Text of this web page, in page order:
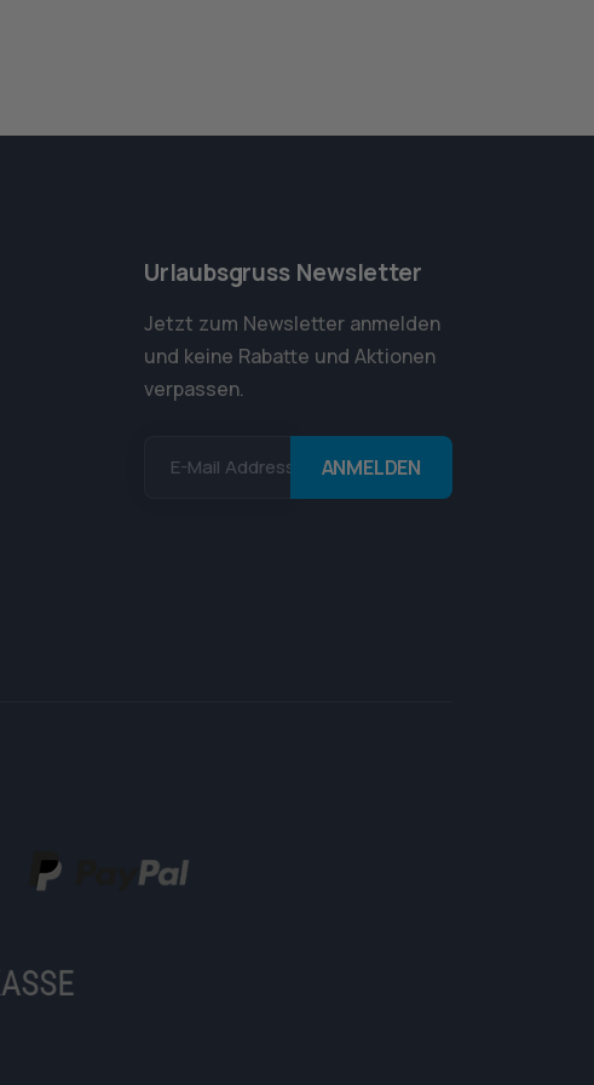
Urlaubsgruss Newsletter
Jetzt zum Newsletter anmelden
und keine Rabatte und Aktionen
verpassen.
E-Mail Addresse